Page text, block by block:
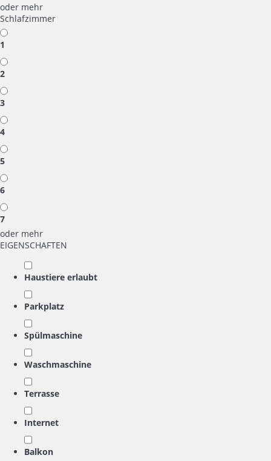
oder mehr
Schlafzimmer
1
2
3
4
5
6
7
oder mehr
EIGENSCHAFTEN
Haustiere erlaubt
Parkplatz
Spülmaschine
Waschmaschine
Terrasse
Internet
Balkon